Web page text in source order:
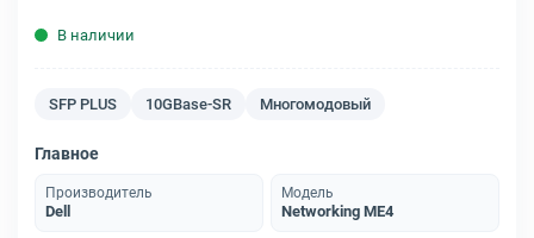
В наличии
SFP PLUS 10GBase-SR Многомодовый
Главное
Производитель
Dell
Модель
Networking ME4